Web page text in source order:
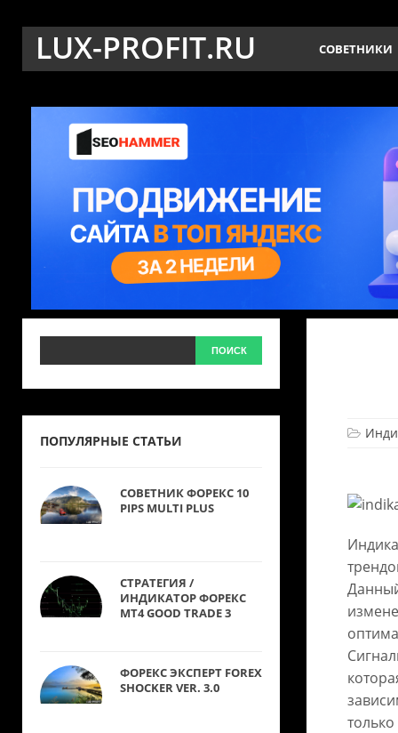
LUX-PROFIT.RU СОВЕТНИКИ
ПОПУЛЯРНЫЕ СТАТЬИ
СОВЕТНИК ФОРЕКС 10
PIPS MULTI PLUS
СТРАТЕГИЯ /
ИНДИКАТОР ФОРЕКС
MT4 GOOD TRADE 3
ФОРЕКС ЭКСПЕРТ FOREX
SHOCKER VER. 3.0